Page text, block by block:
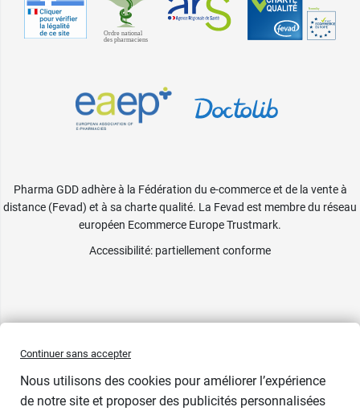
Pharma GDD adhère à la Fédération du e-commerce et de la vente à
distance (Fevad) et à sa charte qualité. La Fevad est membre du réseau
européen Ecommerce Europe Trustmark.
Accessibilité: partiellement conforme
Continuer sans accepter
Nous utilisons des cookies pour améliorer l’expérience
de notre site et proposer des publicités personnalisées